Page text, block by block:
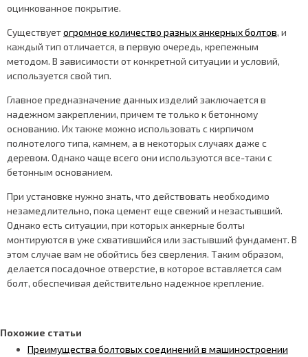
оцинкованное покрытие.
Существуетогромное количество разных анкерных болтов, и
каждый тип отличается, в первую очередь, крепежным
методом. В зависимости от конкретной ситуации и условий,
используется свой тип.
Главное предназначение данных изделий заключается в
надежном закреплении, причем те только к бетонному
основанию. Их также можно использовать с кирпичом
полнотелого типа, камнем, а в некоторых случаях даже с
деревом. Однако чаще всего они используются все-таки с
бетонным основанием.
При установке нужно знать, что действовать необходимо
незамедлительно, пока цемент еще свежий и незастывший.
Однако есть ситуации, при которых анкерные болты
монтируются в уже схватившийся или застывший фундамент. В
этом случае вам не обойтись без сверления. Таким образом,
делается посадочное отверстие, в которое вставляется сам
болт, обеспечивая действительно надежное крепление.
Похожие статьи
Преимущества болтовых соединений в машиностроении